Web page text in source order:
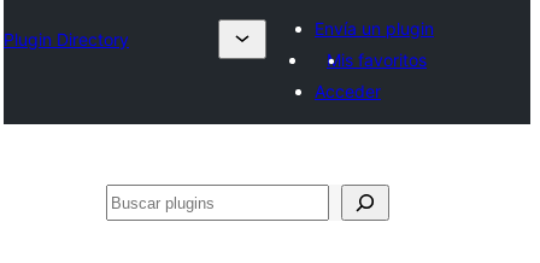
Plugin Directory
Envía un plugin
Mis favoritos
Acceder
Buscar